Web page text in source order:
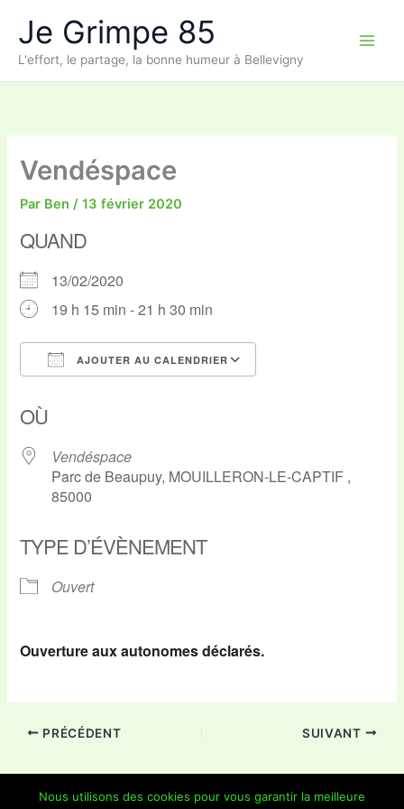
contenu
Je Grimpe 85
L'effort, le partage, la bonne humeur à Bellevigny
Vendéspace
Par Ben/13 février 2020
QUAND
13/02/2020
19 h 15 min - 21 h 30 min
AJOUTER AU CALENDRIER
OÙ
Vendéspace
Parc de Beaupuy, MOUILLERON-LE-CAPTIF ,
85000
TYPE D’ÉVÈNEMENT
Ouvert
Ouverture aux autonomes déclarés.
PRÉCÉDENT SUIVANT
Nous utilisons des cookies pour vous garantir la meilleure